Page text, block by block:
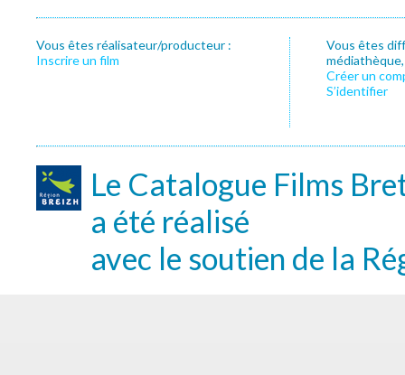
Vous êtes réalisateur/producteur :
Inscrire un film
Vous êtes
Créer un
S’identifier
Le Catalogue Films
a été réalisé
avec le soutien de la